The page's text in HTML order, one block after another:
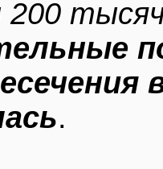
200
.